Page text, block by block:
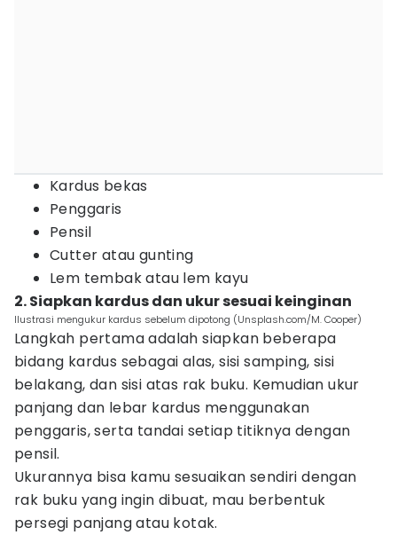
Kardus bekas
Penggaris
Pensil
Cutter atau gunting
Lem tembak atau lem kayu
2. Siapkan kardus dan ukur sesuai keinginan
Ilustrasi mengukur kardus sebelum dipotong (Unsplash.com/M. Cooper)
Langkah pertama adalah siapkan beberapa
bidang kardus sebagai alas, sisi samping, sisi
belakang, dan sisi atas rak buku. Kemudian ukur
panjang dan lebar kardus menggunakan
penggaris, serta tandai setiap titiknya dengan
pensil.
Ukurannya bisa kamu sesuaikan sendiri dengan
rak buku yang ingin dibuat, mau berbentuk
persegi panjang atau kotak.